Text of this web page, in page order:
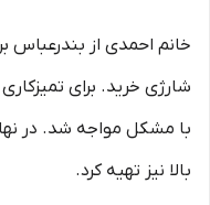
شارژی خرید. برای
با مشکل مواجه شد. در
بالا نیز تهیه کرد.